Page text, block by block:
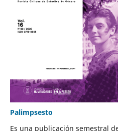
Palimpsesto
Es una publicación semestral